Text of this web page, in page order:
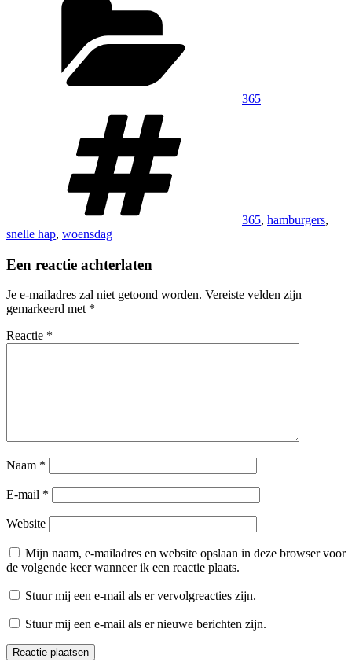
365
365, hamburgers,
snelle hap, woensdag
Een reactie achterlaten
Je e-mailadres zal niet getoond worden. Vereiste velden zijn
gemarkeerd met *
Reactie *
Naam *
E-mail *
Website
Mijn naam, e-mailadres en website opslaan in deze browser voor
de volgende keer wanneer ik een reactie plaats.
Stuur mij een e-mail als er vervolgreacties zijn.
Stuur mij een e-mail als er nieuwe berichten zijn.